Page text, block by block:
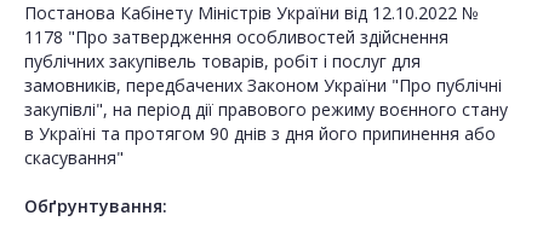
Постанова Кабінету Міністрів України від 12.10.2022 №
1178 "Про затвердження особливостей здійснення
публічних закупівель товарів, робіт і послуг для
замовників, передбачених Законом України "Про публічні
закупівлі", на період дії правового режиму воєнного стану
в Україні та протягом 90 днів з дня його припинення або
скасування"
Обґрунтування: